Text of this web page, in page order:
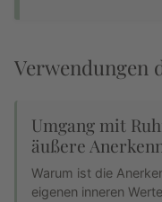
Verwendungen
Umgang mit
äußere
Warum ist die
eigenen inneren